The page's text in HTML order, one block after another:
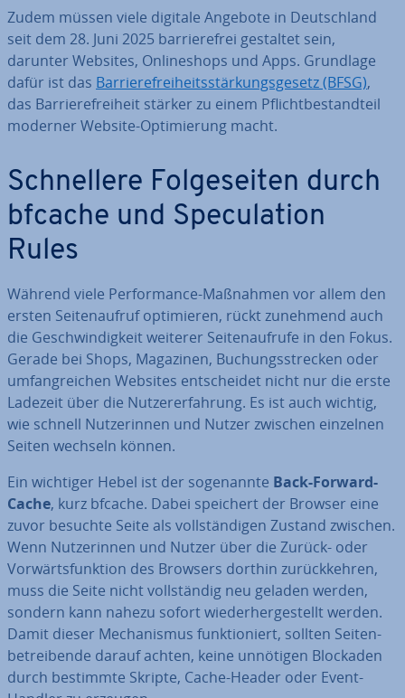
Zudem müssen viele digitale Angebote in Deutsch­land
seit dem 28. Juni 2025 bar­rie­re­frei gestaltet sein,
darunter Websites, On­line­shops und Apps. Grundlage
dafür ist das Bar­rie­re­frei­heits­stär­kungs­ge­setz (BFSG),
das Bar­rie­re­frei­heit stärker zu einem Pflicht­be­stand­teil
moderner Website-Op­ti­mie­rung macht.
Schnel­le­re Fol­ge­sei­ten durch
bfcache und Spe­cu­la­ti­on
Rules
Während viele Per­for­mance-Maßnahmen vor allem den
ersten Sei­ten­auf­ruf op­ti­mie­ren, rückt zunehmend auch
die Ge­schwin­dig­keit weiterer Sei­ten­auf­ru­fe in den Fokus.
Gerade bei Shops, Magazinen, Bu­chungs­stre­cken oder
um­fang­rei­chen Websites ent­schei­det nicht nur die erste
Ladezeit über die Nut­zer­er­fah­rung. Es ist auch wichtig,
wie schnell Nut­ze­rin­nen und Nutzer zwischen einzelnen
Seiten wechseln können.
Ein wichtiger Hebel ist der so­ge­nann­te Back-Forward-
Cache, kurz bfcache. Dabei speichert der Browser eine
zuvor besuchte Seite als voll­stän­di­gen Zustand zwischen.
Wenn Nut­ze­rin­nen und Nutzer über die Zurück- oder
Vor­wärts­funk­ti­on des Browsers dorthin zu­rück­keh­ren,
muss die Seite nicht voll­stän­dig neu geladen werden,
sondern kann nahezu sofort wie­der­her­ge­stellt werden.
Damit dieser Me­cha­nis­mus funk­tio­niert, sollten Sei­ten­
be­trei­ben­de darauf achten, keine unnötigen Blockaden
durch bestimmte Skripte, Cache-Header oder Event-